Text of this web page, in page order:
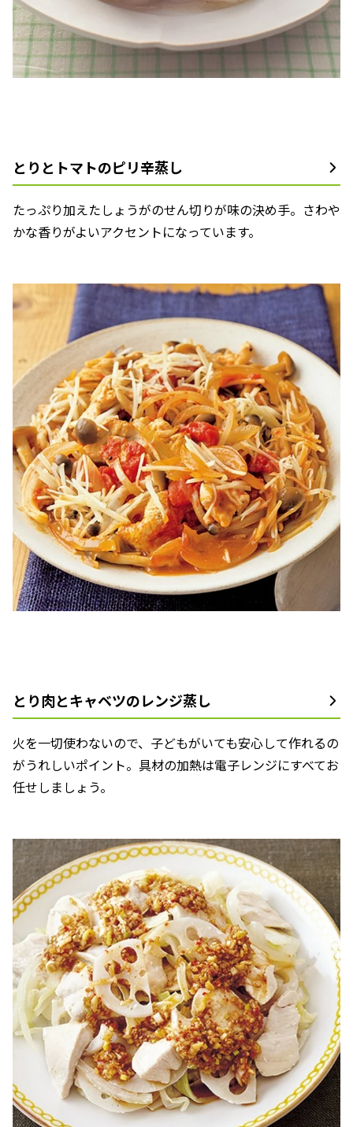
とりとトマトのピリ辛蒸し
たっぷり加えたしょうがのせん切りが味の決め手。さわや
かな香りがよいアクセントになっています。
とり肉とキャベツのレンジ蒸し
火を一切使わないので、子どもがいても安心して作れるの
がうれしいポイント。具材の加熱は電子レンジにすべてお
任せしましょう。